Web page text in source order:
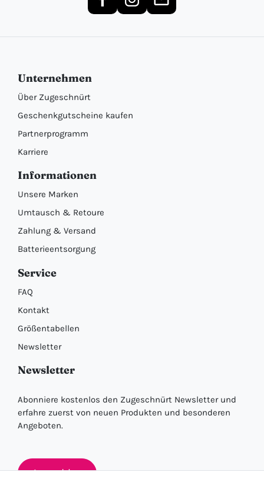
Unternehmen
Über Zugeschnürt
Geschenkgutscheine kaufen
Partnerprogramm
Karriere
Informationen
Unsere Marken
Umtausch & Retoure
Zahlung & Versand
Batterieentsorgung
Service
FAQ
Kontakt
Größentabellen
Newsletter
Newsletter
Abonniere kostenlos den Zugeschnürt Newsletter und
erfahre zuerst von neuen Produkten und besonderen
Angeboten.
Anmelden